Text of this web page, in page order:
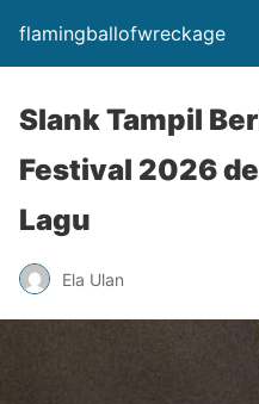
flamingballofwreckage
Slank Tampil
Festival 2026
Lagu
Ela Ulan